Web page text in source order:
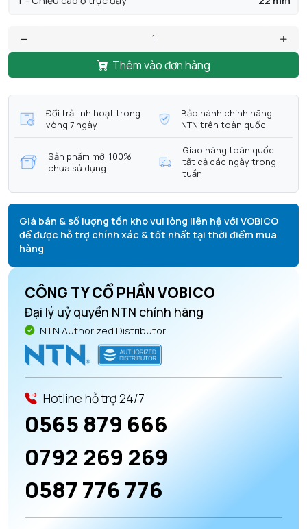
Thêm vào đơn hàng
Đổi trả linh hoạt trong
vòng 7 ngày
Bảo hành chính hãng
NTN trên toàn quốc
Sản phẩm mới 100%
chưa sử dụng
Giao hàng toàn quốc
tất cả các ngày trong
tuần
Giá bán & số lượng tồn kho vui lòng liên hệ với VOBICO
để được hỗ trợ chính xác & tốt nhất tại thời điểm mua
hàng
CÔNG TY CỔ PHẦN VOBICO
Đại lý uỷ quyền NTN chính hãng
NTN Authorized Distributor
Hotline hỗ trợ 24/7
0565 879 666
0792 269 269
0587 776 776